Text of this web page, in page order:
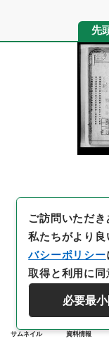
先
サムネイル 資料情報
ご訪問いただき
私たちがより良
バシーポリシー
取得と利用に同
必要最